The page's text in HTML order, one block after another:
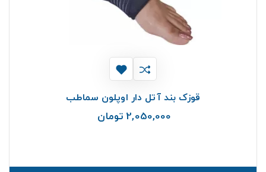
قوزک بند آتل دار اوپلون سماطب
2,050,000 تومان